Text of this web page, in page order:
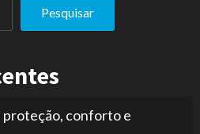
Pesquisar
proteção, conforto e